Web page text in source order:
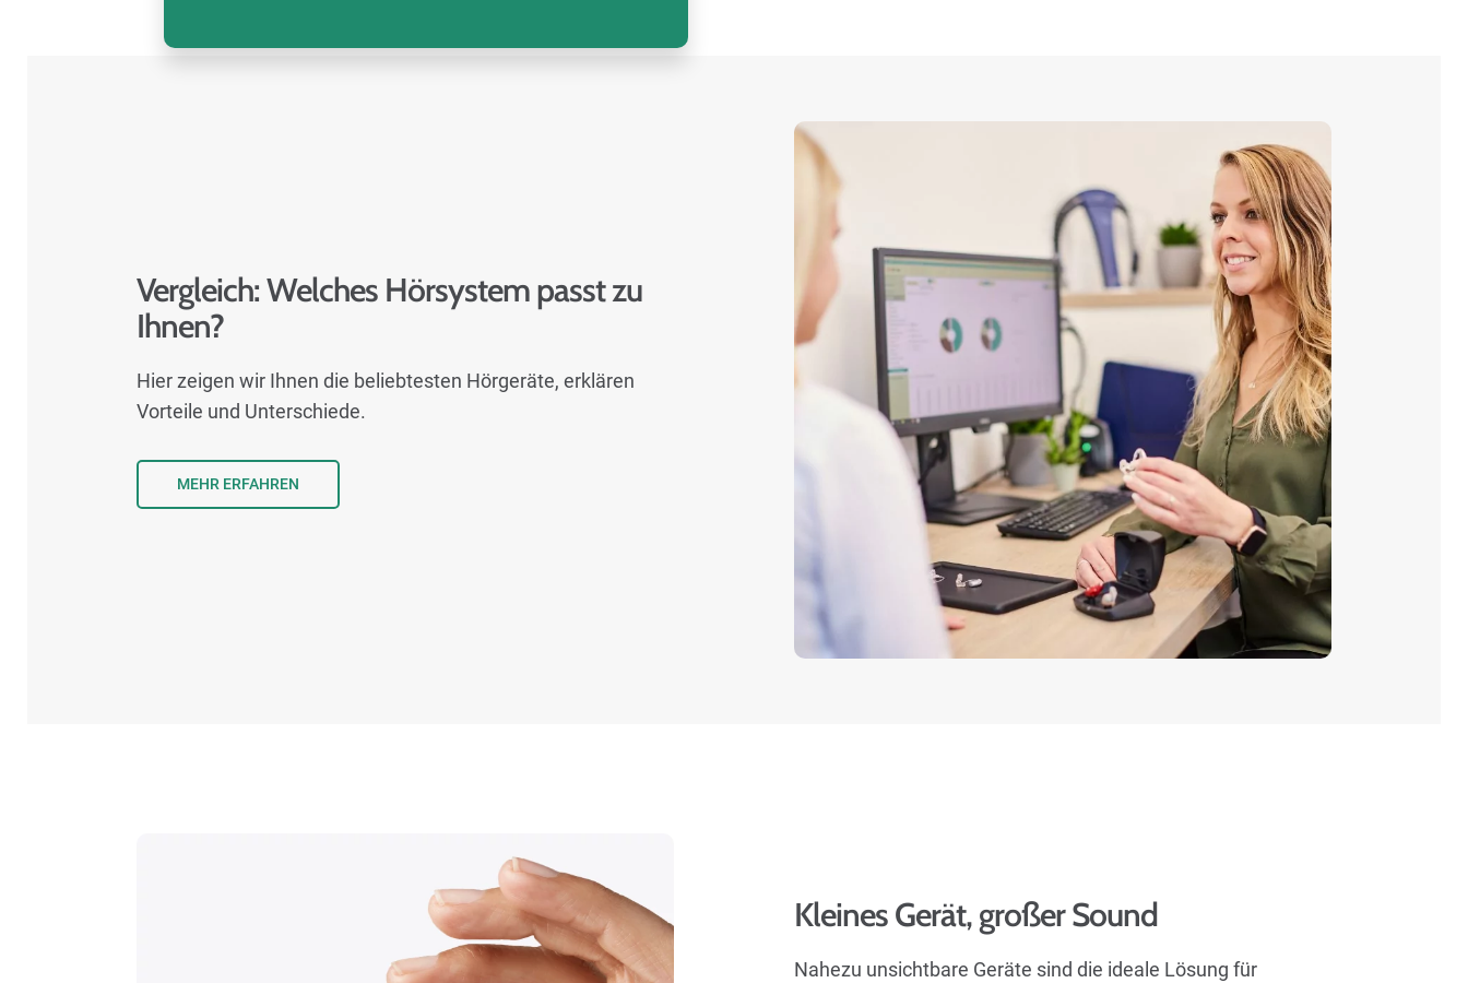
Vergleich: Welches Hörsystem passt zu
Ihnen?
Hier zeigen wir Ihnen die beliebtesten Hörgeräte, erklären
Vorteile und Unterschiede.
MEHR ERFAHREN
Kleines Gerät, großer Sound
Nahezu unsichtbare Geräte sind die ideale Lösung für